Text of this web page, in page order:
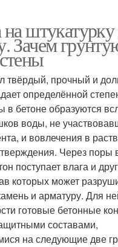
Зачем
твёрдый, прочный и
определённой
в бетоне образуются
воды, не
и вовлечения в
Через поры
поступает влага и
которых может
и арматуру. Для
готовые бетонные
составами,
на следующие две